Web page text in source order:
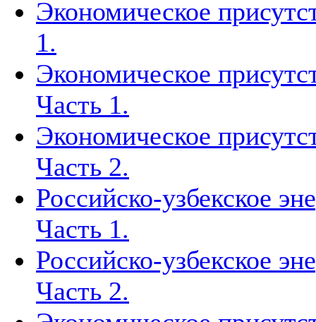
Экономическое
1.
Экономическое
Часть 1.
Экономическое
Часть 2.
Российско-узбекское
Часть 1.
Российско-узбекское
Часть 2.